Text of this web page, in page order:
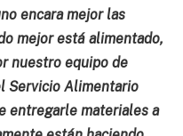
encara mejor las
mejor está alimentado,
nuestro equipo de
Servicio Alimentario
entregarle materiales a